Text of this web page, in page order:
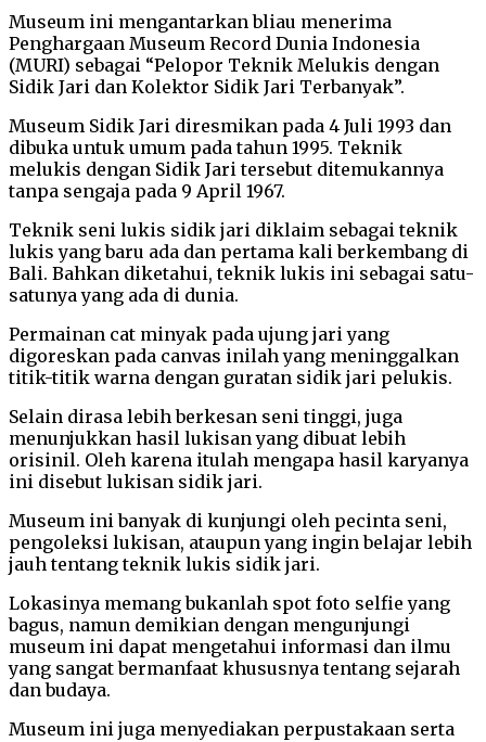
Museum ini mengantarkan bliau menerima
Penghargaan Museum Record Dunia Indonesia
(MURI) sebagai “Pelopor Teknik Melukis dengan
Sidik Jari dan Kolektor Sidik Jari Terbanyak”.
Museum Sidik Jari diresmikan pada 4 Juli 1993 dan
dibuka untuk umum pada tahun 1995. Teknik
melukis dengan Sidik Jari tersebut ditemukannya
tanpa sengaja pada 9 April 1967.
Teknik seni lukis sidik jari diklaim sebagai teknik
lukis yang baru ada dan pertama kali berkembang di
Bali. Bahkan diketahui, teknik lukis ini sebagai satu-
satunya yang ada di dunia.
Permainan cat minyak pada ujung jari yang
digoreskan pada canvas inilah yang meninggalkan
titik-titik warna dengan guratan sidik jari pelukis.
Selain dirasa lebih berkesan seni tinggi, juga
menunjukkan hasil lukisan yang dibuat lebih
orisinil. Oleh karena itulah mengapa hasil karyanya
ini disebut lukisan sidik jari.
Museum ini banyak di kunjungi oleh pecinta seni,
pengoleksi lukisan, ataupun yang ingin belajar lebih
jauh tentang teknik lukis sidik jari.
Lokasinya memang bukanlah spot foto selfie yang
bagus, namun demikian dengan mengunjungi
museum ini dapat mengetahui informasi dan ilmu
yang sangat bermanfaat khususnya tentang sejarah
dan budaya.
Museum ini juga menyediakan perpustakaan serta